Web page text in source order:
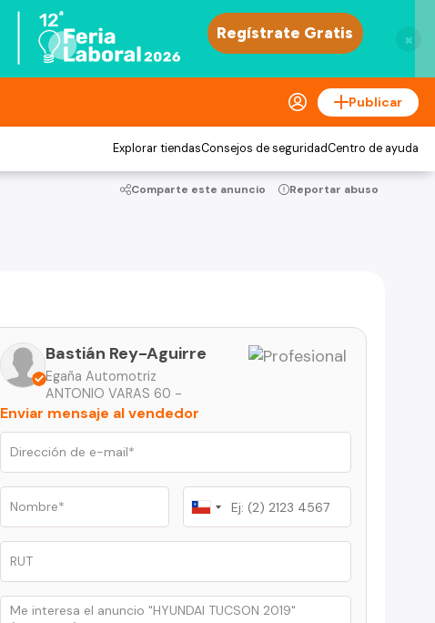
×
Publicar
Explorar tiendasConsejos de seguridadCentro de ayuda
Comparte este anuncio Reportar abuso
Bastián Rey-Aguirre
Egaña Automotriz
ANTONIO VARAS 60 -
Enviar mensaje al vendedor
Chile
+56